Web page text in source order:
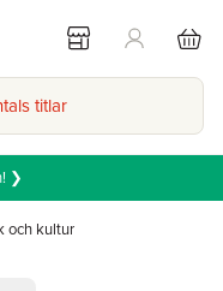
titlar
❯
och kultur